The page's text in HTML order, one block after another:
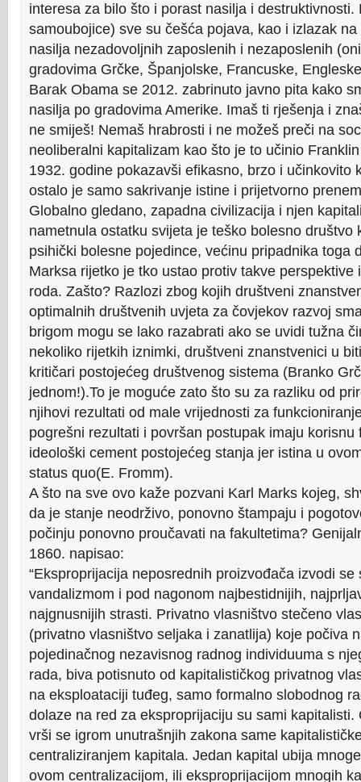
interesa za bilo što i porast nasilja i destruktivnosti.
samoubojice) sve su češća pojava, kao i izlazak
nasilja nezadovoljnih zaposlenih i nezaposlenih
gradovima Grčke, Španjolske, Francuske,
Barak Obama se 2012. zabrinuto javno pita kako
nasilja po gradovima Amerike. Imaš ti rješenja i
ne smiješ! Nemaš hrabrosti i ne možeš preči na
neoliberalni kapitalizam kao što je to učinio
1932. godine pokazavši efikasno, brzo i učinkovito
ostalo je samo sakrivanje istine i prijetvorno
Globalno gledano, zapadna civilizacija i njen
nametnula ostatku svijeta je teško bolesno društvo
psihički bolesne pojedince, većinu pripadnika toga
Marksa rijetko je tko ustao protiv takve perspektive
roda. Zašto? Razlozi zbog kojih društveni
optimalnih društvenih uvjeta za čovjekov razvoj
brigom mogu se lako razabrati ako se uvidi tužna
nekoliko rijetkih iznimki, društveni znanstvenici u
kritičari postojećeg društvenog sistema (Branko
jednom!).To je moguće zato što su za razliku od
njihovi rezultati od male vrijednosti za
pogrešni rezultati i površan postupak imaju korisnu
ideološki cement postojećeg stanja jer istina u
status quo(E. Fromm).
A što na sve ovo kaže pozvani Karl Marks kojeg,
da je stanje neodrživo, ponovno štampaju i
počinju ponovno proučavati na fakultetima?
1860. napisao:
“Eksproprijacija neposrednih proizvođača izvodi se
vandalizmom i pod nagonom najbestidnijih,
najgnusnijih strasti. Privatno vlasništvo stečeno
(privatno vlasništvo seljaka i zanatlija) koje počiva
pojedinačnog nezavisnog radnog individuuma s
rada, biva potisnuto od kapitalističkog privatnog
na eksploataciji tuđeg, samo formalno slobodnog
dolaze na red za eksproprijaciju su sami kapitalisti.
vrši se igrom unutrašnjih zakona same
centraliziranjem kapitala. Jedan kapital ubija
ovom centralizacijom, ili eksproprijacijom mnogih